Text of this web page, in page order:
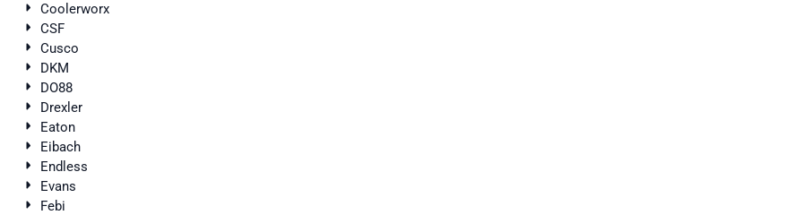
Coolerworx
CSF
Cusco
DKM
DO88
Drexler
Eaton
Eibach
Endless
Evans
Febi